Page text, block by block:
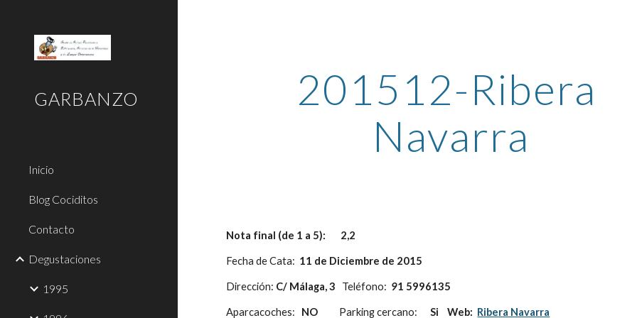
GARBANZO
Inicio
Blog Cociditos
Contacto
Degustaciones
1995
201512-Ribera
Navarra
Nota final (de 1 a 5):       2,2
Fecha de Cata: 11 de Diciembre de 2015
Dirección: C/ Málaga, 3 Teléfono: 91 5996135
Aparcacoches:
   NO
Parking cercano:
      Si    Web:
Ribera Navarra